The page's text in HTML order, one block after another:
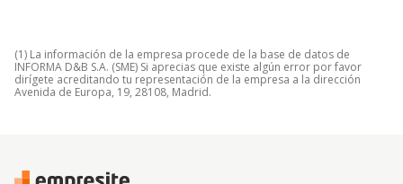
(1) La información de la empresa procede de la base de datos de
INFORMA D&B S.A. (SME) Si aprecias que existe algún error por favor
dirígete acreditando tu representación de la empresa a la dirección
Avenida de Europa, 19, 28108, Madrid.